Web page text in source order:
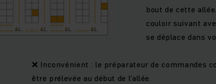
bout de cette
couloir suivant
se déplace dans
❌ Inconvénient : le préparateur de commandes
être prélevée au début de l'allée.